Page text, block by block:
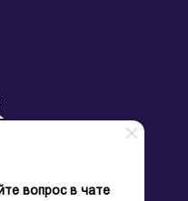
вопрос в чате